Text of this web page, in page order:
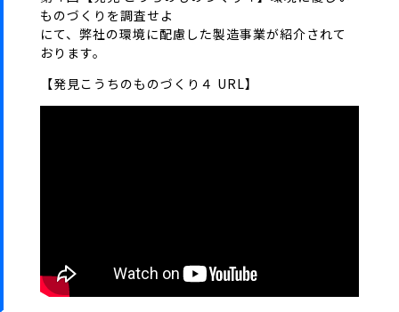
ものづくりを調査せよ
にて、弊社の環境に配慮した製造事業が紹介されて
おります。
【発見こうちのものづくり４ URL】